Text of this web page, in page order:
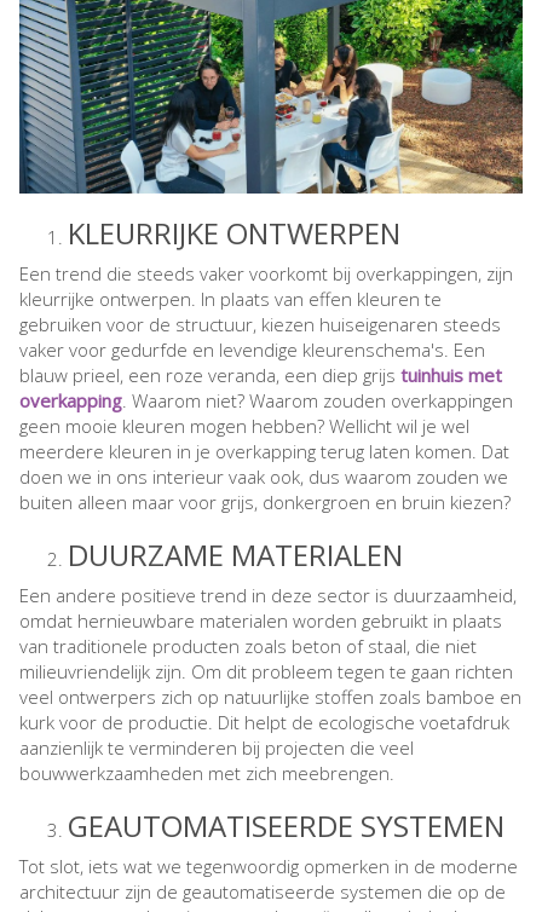
KLEURRIJKE ONTWERPEN
Een trend die steeds vaker voorkomt bij overkappingen, zijn
kleurrijke ontwerpen. In plaats van effen kleuren te
gebruiken voor de structuur, kiezen huiseigenaren steeds
vaker voor gedurfde en levendige kleurenschema's. Een
blauw prieel, een roze veranda, een diep grijs tuinhuis met
overkapping . Waarom niet? Waarom zouden overkappingen
geen mooie kleuren mogen hebben? Wellicht wil je wel
meerdere kleuren in je overkapping terug laten komen. Dat
doen we in ons interieur vaak ook, dus waarom zouden we
buiten alleen maar voor grijs, donkergroen en bruin kiezen?
DUURZAME MATERIALEN
Een andere positieve trend in deze sector is duurzaamheid,
omdat hernieuwbare materialen worden gebruikt in plaats
van traditionele producten zoals beton of staal, die niet
milieuvriendelijk zijn. Om dit probleem tegen te gaan richten
veel ontwerpers zich op natuurlijke stoffen zoals bamboe en
kurk voor de productie. Dit helpt de ecologische voetafdruk
aanzienlijk te verminderen bij projecten die veel
bouwwerkzaamheden met zich meebrengen.
GEAUTOMATISEERDE SYSTEMEN
Tot slot, iets wat we tegenwoordig opmerken in de moderne
architectuur zijn de geautomatiseerde systemen die op de